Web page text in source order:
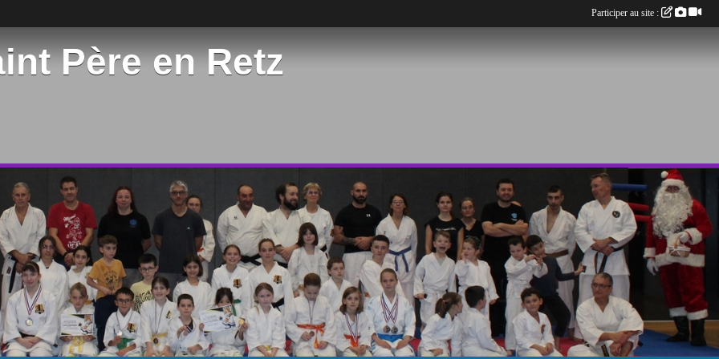
Père en Retz
Participer au site :